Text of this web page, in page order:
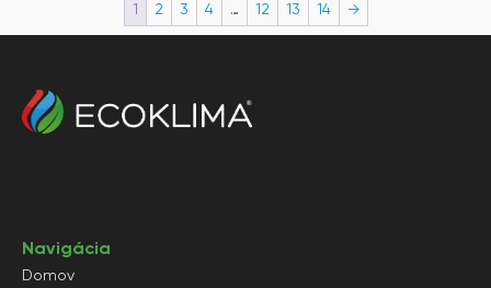
1 2 3 4 … 12 13 14 →
Navigácia
Domov